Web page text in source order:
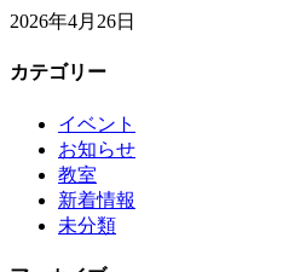
2026年4月26日
カテゴリー
イベント
お知らせ
教室
新着情報
未分類